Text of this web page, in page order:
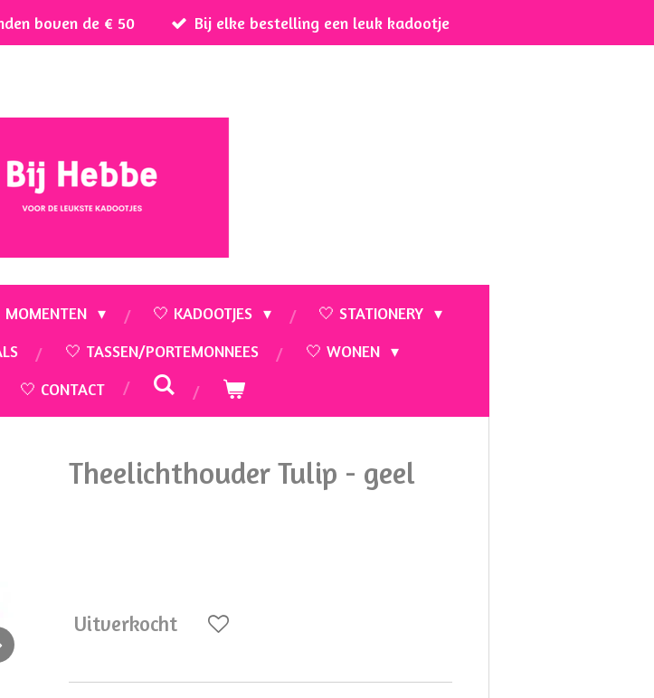
boven de € 50 Bij elke bestelling een leuk kadootje
MOMENTEN 🤍 KADOOTJES
🤍 STATIONERY
🤍 TASSEN/PORTEMONNEES
🤍 WONEN
🤍 CONTACT
Theelichthouder Tulip - geel
Uitverkocht